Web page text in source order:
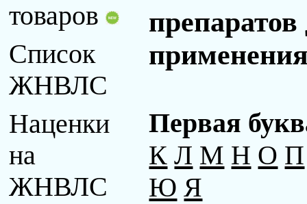
товаров
Список
ЖНВЛС
Наценки
на
ЖНВЛС
Первая
К Л М Н О П
Ю Я